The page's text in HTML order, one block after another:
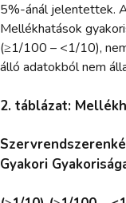
5%-ánál jelentettek.
Mellékhatások
(≥1/100 – <1/10),
álló adatokból nem
2. táblázat:
Gyakori